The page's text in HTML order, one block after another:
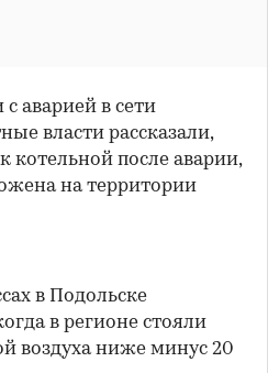
аварией в сети
власти рассказали,
котельной после аварии,
на территории
в Подольске
в регионе стояли
воздуха ниже минус 20